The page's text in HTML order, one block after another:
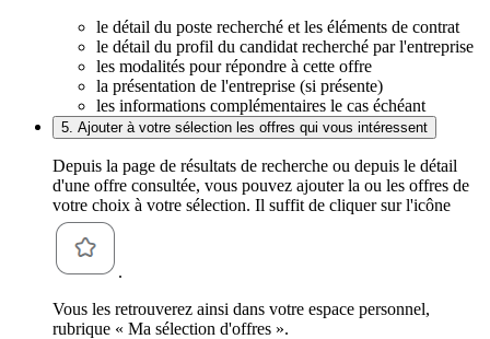
le détail du poste recherché et les éléments de contrat
le détail du profil du candidat recherché par l'entreprise
les modalités pour répondre à cette offre
la présentation de l'entreprise (si présente)
les informations complémentaires le cas échéant
5. Ajouter à votre sélection les offres qui vous intéressent
Depuis la page de résultats de recherche ou depuis le détail
d'une offre consultée, vous pouvez ajouter la ou les offres de
votre choix à votre sélection. Il suffit de cliquer sur l'icône
.
Vous les retrouverez ainsi dans votre espace personnel,
rubrique « Ma sélection d'offres ».